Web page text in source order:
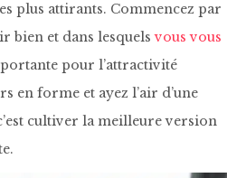
plus attirants. Commencez par
bien et dans lesquelsvous vous
pour l’attractivité
en forme et ayez l’air d’une
cultiver la meilleure version